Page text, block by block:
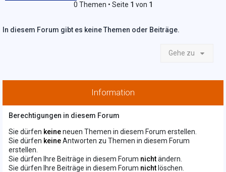
0 Themen • Seite 1 von 1
In diesem Forum gibt es keine Themen oder Beiträge.
Gehe zu
Information
Berechtigungen in diesem Forum
Sie dürfen keineneuen Themen in diesem Forum erstellen.
Sie dürfen keineAntworten zu Themen in diesem Forum
erstellen.
Sie dürfen Ihre Beiträge in diesem Forum nichtändern.
Sie dürfen Ihre Beiträge in diesem Forum nicht löschen.